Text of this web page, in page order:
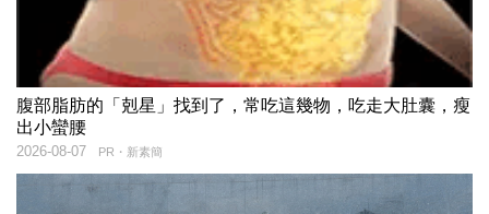
腹部脂肪的「剋星」找到了，常吃這幾物，吃走大肚囊，瘦
出小蠻腰
PR・新素簡
2026-08-07